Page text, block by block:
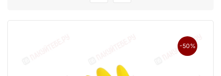
-50%